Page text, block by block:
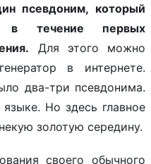
псевдоним, который
в течение первых
Для этого можно
в интернете.
два-три псевдонима.
Но здесь главное
золотую середину.
своего обычного